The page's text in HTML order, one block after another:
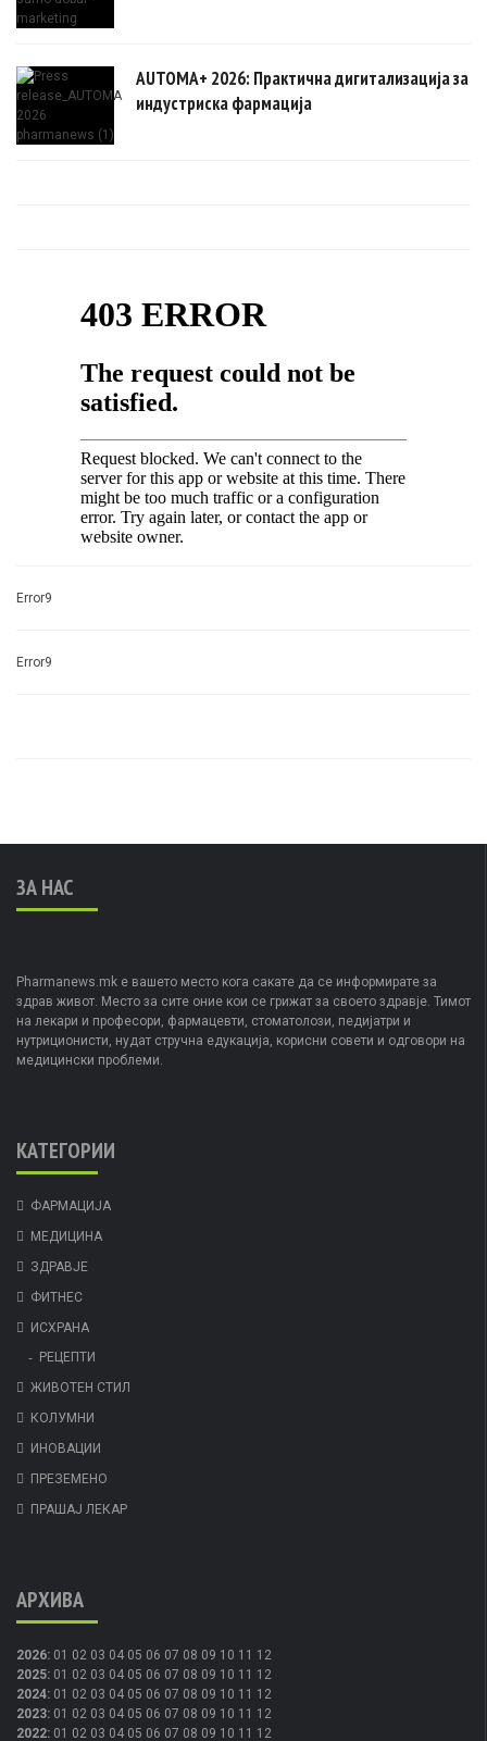
AUTOMA+ 2026: Практична дигитализација за
индустриска фармација
Error9
Error9
ЗА НАС
Pharmanews.mk е вашето место кога сакате да се информирате за
здрав живот. Место за сите оние кои се грижат за своето здравје. Тимот
на лекари и професори, фармацевти, стоматолози, педијатри и
нутриционисти, нудат стручна едукација, корисни совети и одговори на
медицински проблеми.
КАТЕГОРИИ
ФАРМАЦИЈА
МЕДИЦИНА
ЗДРАВЈЕ
ФИТНЕС
ИСХРАНА
РЕЦЕПТИ
ЖИВОТЕН СТИЛ
КОЛУМНИ
ИНОВАЦИИ
ПРЕЗЕМЕНО
ПРАШАЈ ЛЕКАР
АРХИВА
2026: 01 02 03 04 05 06 07 08 09 10 11 12
2025: 01 02 03 04 05 06 07 08 09 10 11 12
2024: 01 02 03 04 05 06 07 08 09 10 11 12
2023: 01 02 03 04 05 06 07 08 09 10 11 12
2022: 01 02 03 04 05 06 07 08 09 10 11 12